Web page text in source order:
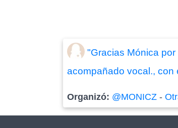
"Gracias Mónica
acompañado vocal., con
Organizó: @MONICZ -